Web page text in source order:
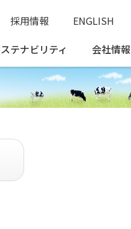
テナビリティ 会社情報
採用情報 ENGLISH